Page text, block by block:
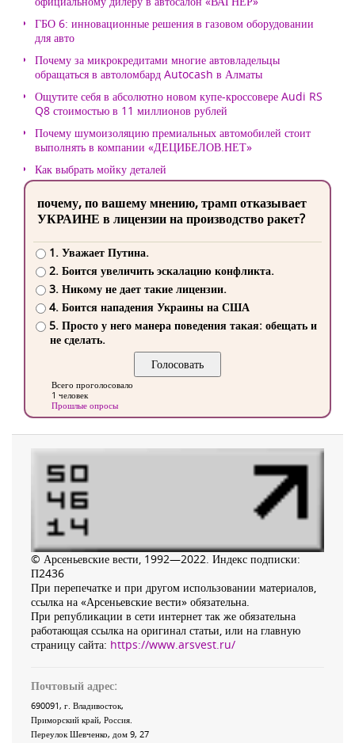
ГБО 6: инновационные решения в газовом оборудовании
для авто
Почему за микрокредитами многие автовладельцы
обращаться в автоломбард Autocash в Алматы
Ощутите себя в абсолютно новом купе-кроссовере Audi RS
Q8 стоимостью в 11 миллионов рублей
Почему шумоизоляцию премиальных автомобилей стоит
выполнять в компании «ДЕЦИБЕЛОВ.НЕТ»
Как выбрать мойку деталей
почему, по вашему мнению, трамп отказывает
УКРАИНЕ в лицензии на производство ракет?
1. Уважает Путина.
2. Боится увеличить эскалацию конфликта.
3. Никому не дает такие лицензии.
4. Боится нападения Украины на США
5. Просто у него манера поведения такая: обещать и
не сделать.
Всего проголосовало
1 человек
Прошлые опросы
© Арсеньевские вести, 1992—2022. Индекс подписки:
П2436
При перепечатке и при другом использовании материалов,
ссылка на «Арсеньевские вести» обязательна.
При републикации в сети интернет так же обязательна
работающая ссылка на оригинал статьи, или на главную
страницу сайта: https://www.arsvest.ru/
Почтовый адрес:
690091, г. Владивосток,
Приморский край, Россия
Переулок Шевченко, дом 9, 27